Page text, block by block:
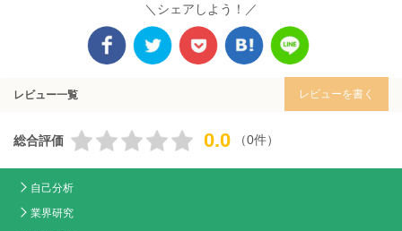
＼シェアしよう！／
レビュー一覧 レビューを書く
総合評価 0.0 （0件）
自己分析
業界研究